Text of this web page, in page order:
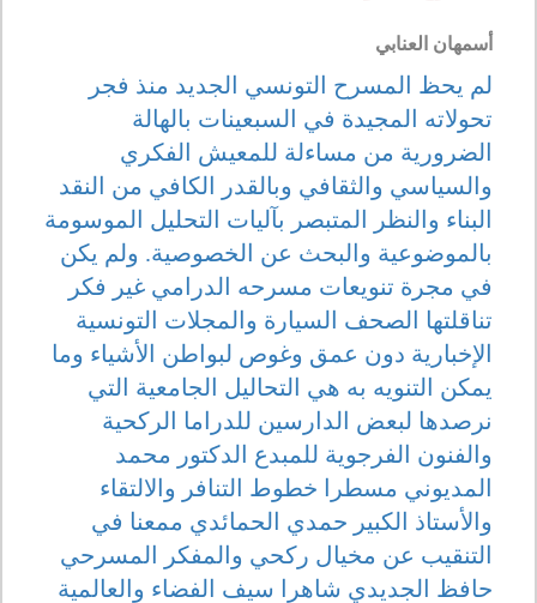
أسمهان العنابي
لم يحظ المسرح التونسي الجديد منذ فجر
تحولاته المجيدة في السبعينات بالهالة
الضرورية من مساءلة للمعيش الفكري
والسياسي والثقافي وبالقدر الكافي من النقد
البناء والنظر المتبصر بآليات التحليل الموسومة
بالموضوعية والبحث عن الخصوصية. ولم يكن
في مجرة تنويعات مسرحه الدرامي غير فكر
تناقلتها الصحف السيارة والمجلات التونسية
الإخبارية دون عمق وغوص لبواطن الأشياء وما
يمكن التنويه به هي التحاليل الجامعية التي
نرصدها لبعض الدارسين للدراما الركحية
والفنون الفرجوية للمبدع الدكتور محمد
المديوني مسطرا خطوط التنافر والالتقاء
والأستاذ الكبير حمدي الحمائدي ممعنا في
التنقيب عن مخيال ركحي والمفكر المسرحي
حافظ الجديدي شاهرا سيف الفضاء والعالمية